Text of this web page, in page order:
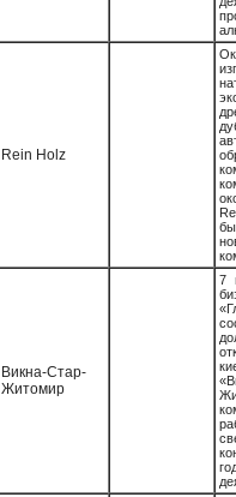
Rein Holz
Викна-Стар-
Житомир
7